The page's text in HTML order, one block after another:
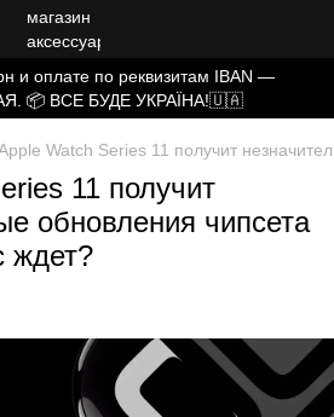
и оплате по реквизитам IBAN —
📦 ВСЕ БУДЕ УКРАЇНА!🇺🇦
Watch Series 11 получит
11 получит
обновления чипсета
ждет?